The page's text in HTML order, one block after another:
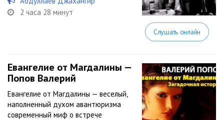
2 часа 28 минут
Слушать онлайн
Евангелие от Магдалины —
Попов Валерий
Евангелие от Магдалины — веселый,
наполненный духом авантюризма
современный миф о встрече